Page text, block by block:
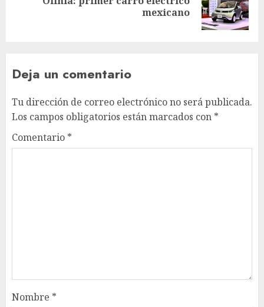
mexicano
Deja un comentario
Tu dirección de correo electrónico no será publicada.
Los campos obligatorios están marcados con *
Comentario *
Nombre *